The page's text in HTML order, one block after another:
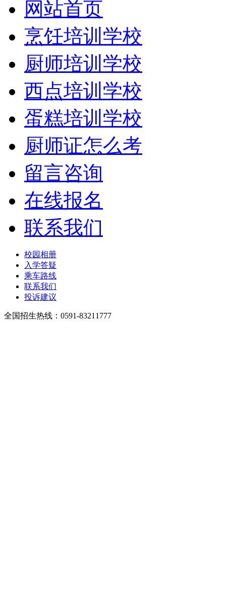
网站首页
烹饪培训学校
厨师培训学校
西点培训学校
蛋糕培训学校
厨师证怎么考
留言咨询
在线报名
联系我们
校园相册
入学答疑
乘车路线
联系我们
投诉建议
全国招生热线：0591-83211777